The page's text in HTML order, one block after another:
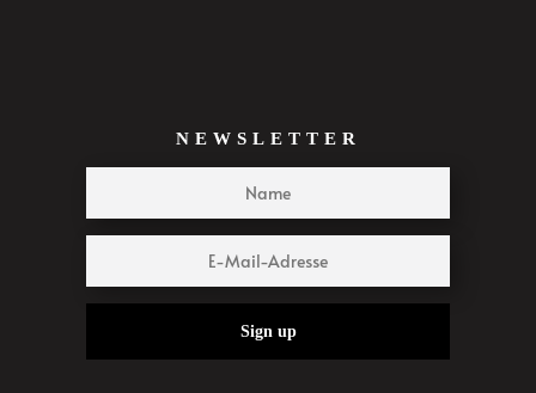
NEWSLETTER
Sign up